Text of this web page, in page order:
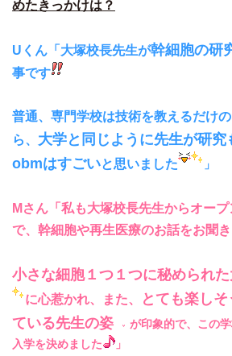
めたきっかけは？
Uくん「大塚校長先生が幹細胞の研
事です
普通、専門学校は技術を教えるだけ
ら、 大学と同じように先生が研究
obmはすごいと思いました 」
Mさん「私も大塚校長先生からオー
で、 幹細胞や再生医療のお話をお聞
小さな細胞１つ１つに秘められ
に心惹かれ、また、
とても楽し
ている先生の姿
が印象的で、この
入学を決めました
」